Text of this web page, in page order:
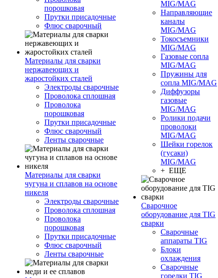
порошковая
Прутки присадочные
Флюс сварочный
Материалы для сварки
нержавеющих и
жаростойких сталей
Электроды сварочные
Проволока сплошная
Проволока
порошковая
Прутки присадочные
Флюс сварочный
Ленты сварочные
Материалы для сварки
чугуна и сплавов на основе
никеля
Электроды сварочные
Проволока сплошная
Проволока
порошковая
Прутки присадочные
Флюс сварочный
Ленты сварочные
MIG/MAG
Направляющие
каналы
MIG/MAG
Токосъемники
MIG/MAG
Газовые сопла
MIG/MAG
Пружины для
сопла MIG/MAG
Диффузоры
газовые
MIG/MAG
Ролики подачи
проволоки
MIG/MAG
Шейки горелок
(гусаки)
MIG/MAG
+ ЕЩЕ
Сварочное
оборудование для TIG
сварки
Сварочные
аппараты TIG
Блоки
охлаждения
Сварочные
горелки TIG